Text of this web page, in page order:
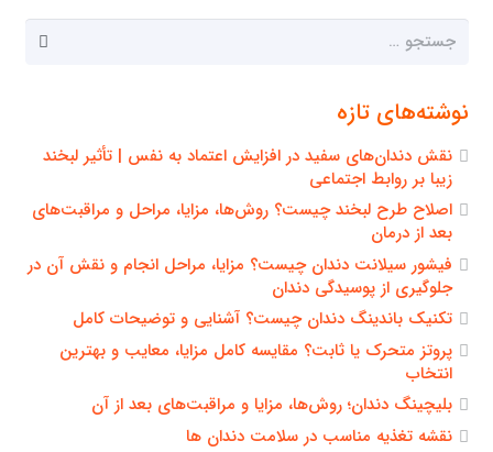
جستجو
نوشته‌های تازه
نقش دندان‌های سفید در افزایش اعتماد به نفس | تأثیر لبخند
زیبا بر روابط اجتماعی
اصلاح طرح لبخند چیست؟ روش‌ها، مزایا، مراحل و مراقبت‌های
بعد از درمان
فیشور سیلانت دندان چیست؟ مزایا، مراحل انجام و نقش آن در
جلوگیری از پوسیدگی دندان
تکنیک باندینگ دندان چیست؟ آشنایی و توضیحات کامل
پروتز متحرک یا ثابت؟ مقایسه کامل مزایا، معایب و بهترین
انتخاب
بلیچینگ دندان؛ روش‌ها، مزایا و مراقبت‌های بعد از آن
نقشه تغذیه مناسب در سلامت دندان ها